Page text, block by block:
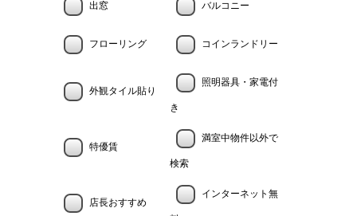
出窓 バルコニー
フローリング コインランドリー
外観タイル貼り
照明器具・家電付
き
特優賃
満室中物件以外で
検索
店長おすすめ
インターネット無